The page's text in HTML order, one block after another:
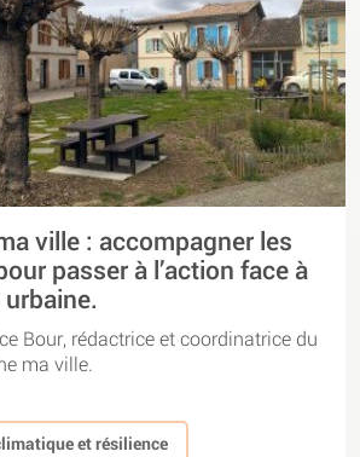
ville : accompagner les
passer à l’action face à
Bour, rédactrice et coordinatrice du
ma ville.
et résilience